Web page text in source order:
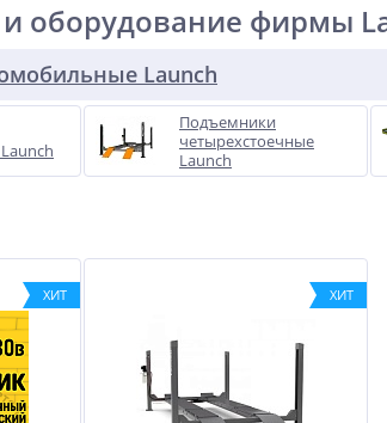
оборудование фирмы
Launch
Подъемники
четырехстоечные
Launch
ХИТ ХИТ